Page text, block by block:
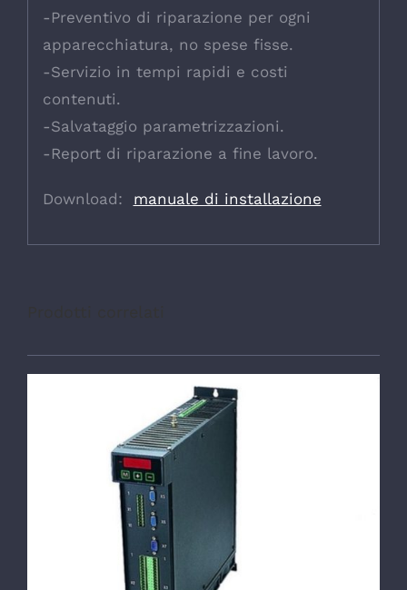
-Preventivo di riparazione per ogni
apparecchiatura, no spese fisse.
-Servizio in tempi rapidi e costi
contenuti.
-Salvataggio parametrizzazioni.
-Report di riparazione a fine lavoro.
Download: manuale di installazione
DETTAGLI